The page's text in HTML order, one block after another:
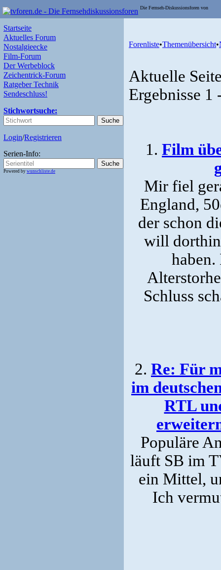
Die Fernseh-Diskussionsforen von
Startseite
Aktuelles Forum
Nostalgieecke
Film-Forum
Der Werbeblock
Zeichentrick-Forum
Ratgeber Technik
Sendeschluss!
Stichwortsuche:
Login/Registrieren
Serien-Info:
Powered by wunschliste.de
Forenliste•Themenübersicht•
Aktuelle
Ergebnisse 1
1. Film
Mir fiel
England,
der schon
will dorthin
Schluss
2. Re: Für
im
RTL
Populäre
läuft SB im
ein Mittel,
Ich